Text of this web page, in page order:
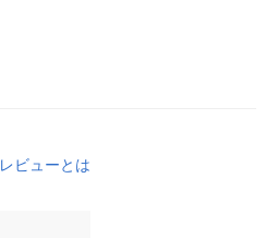
レビューとは